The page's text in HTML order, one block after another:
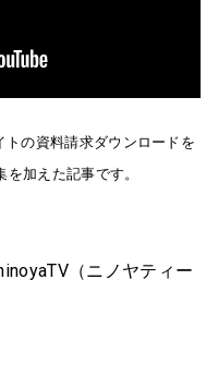
の資料請求ダウンロードを
加えた記事です。
（ニノヤティー